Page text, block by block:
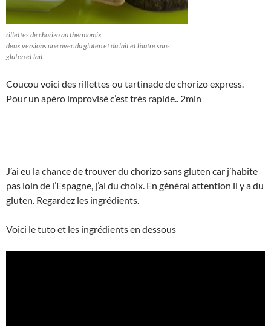
rillettes de chorizo au thermomix
deux versions une avec du gluten et du lait et l’autre sans
gluten et lait
Coucou voici des rillettes ou tartinade de chorizo express.
Pour un apéro improvisé c’est très rapide.. 2min
J’ai eu la chance de trouver du chorizo sans gluten car j’habite
pas loin de l’Espagne, j’ai du choix. En général attention il y a du
gluten. Regardez les ingrédients.
Voici le tuto et les ingrédients en dessous